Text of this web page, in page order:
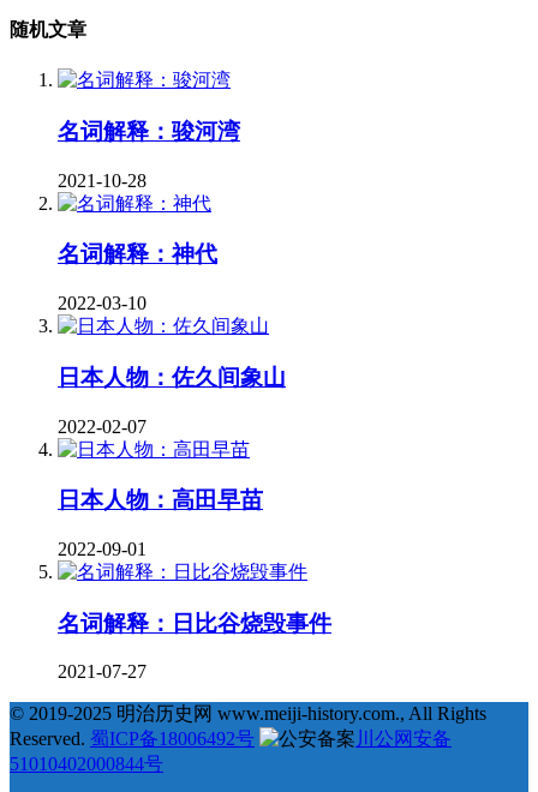
随机文章
名词解释：骏河湾
2021-10-28
名词解释：神代
2022-03-10
日本人物：佐久间象山
2022-02-07
日本人物：高田早苗
2022-09-01
名词解释：日比谷烧毁事件
2021-07-27
© 2019-2025 明治历史网 www.meiji-history.com., All Rights
Reserved. 蜀ICP备18006492号
川公网安备
51010402000844号